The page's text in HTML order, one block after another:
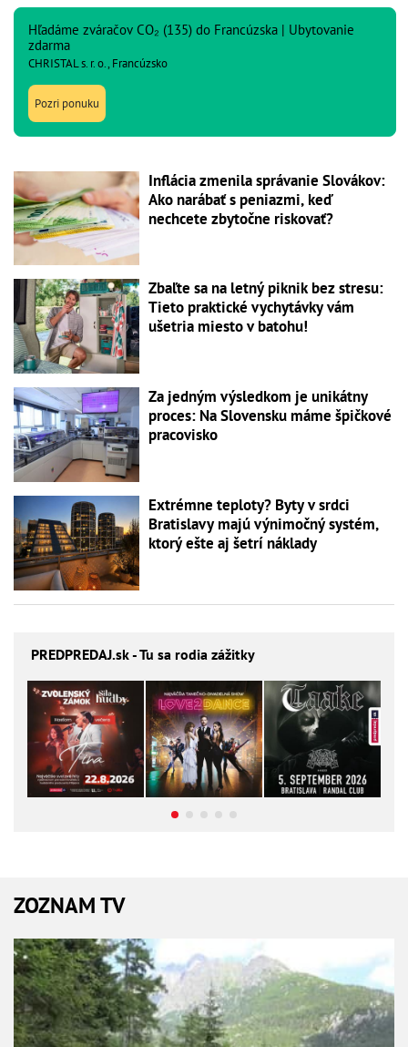
Hľadáme zváračov CO₂ (135) do Francúzska | Ubytovanie
zdarma
CHRISTAL s. r. o., Francúzsko
Pozri ponuku
Inflácia zmenila správanie Slovákov:
Ako narábať s peniazmi, keď
nechcete zbytočne riskovať?
Zbaľte sa na letný piknik bez stresu:
Tieto praktické vychytávky vám
ušetria miesto v batohu!
Za jedným výsledkom je unikátny
proces: Na Slovensku máme špičkové
pracovisko
Extrémne teploty? Byty v srdci
Bratislavy majú výnimočný systém,
ktorý ešte aj šetrí náklady
PREDPREDAJ.sk - Tu sa rodia zážitky
ZOZNAM TV